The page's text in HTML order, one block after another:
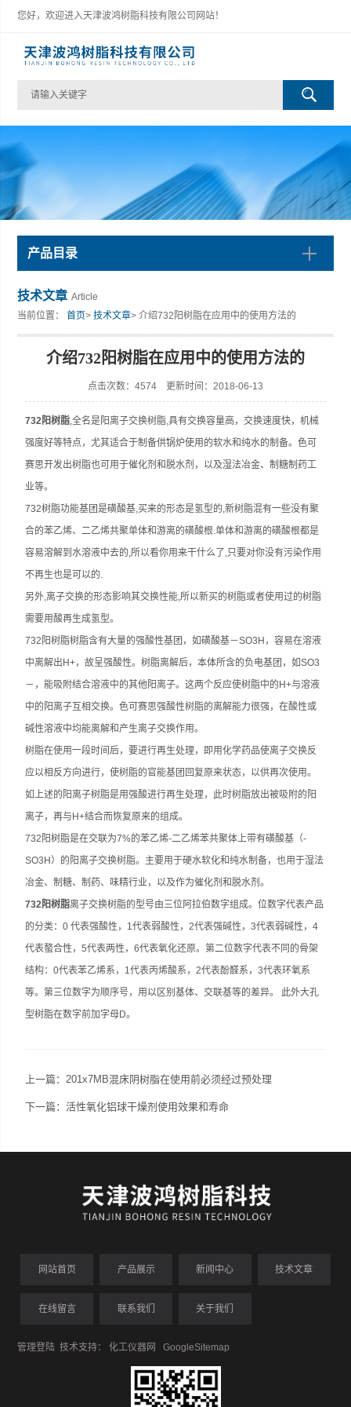
您好，欢迎进入天津波鸿树脂科技有限公司网站！
产品目录
技术文章 Article
当前位置：首页>技术文章> 介绍732阳树脂在应用中的使用方法的
介绍732阳树脂在应用中的使用方法的
点击次数：4574 更新时间：2018-06-13
732阳树脂,全名是阳离子交换树脂,具有交换容量高，交换速度快，机械
强度好等特点，尤其适合于制备供锅炉使用的软水和纯水的制备。色可
赛思开发出树脂也可用于催化剂和脱水剂，以及湿法冶金、制糖制药工
业等。
732树脂功能基团是磺酸基,买来的形态是氢型的,新树脂混有一些没有聚
合的苯乙烯、二乙烯共聚单体和游离的磺酸根.单体和游离的磺酸根都是
容易溶解到水溶液中去的,所以看你用来干什么了,只要对你没有污染作用
不再生也是可以的.
另外,离子交换的形态影响其交换性能,所以新买的树脂或者使用过的树脂
需要用酸再生成氢型。
732阳树脂树脂含有大量的强酸性基团，如磺酸基－SO3H，容易在溶液
中离解出H+，故呈强酸性。树脂离解后，本体所含的负电基团，如SO3
－，能吸附结合溶液中的其他阳离子。这两个反应使树脂中的H+与溶液
中的阳离子互相交换。色可赛思强酸性树脂的离解能力很强，在酸性或
碱性溶液中均能离解和产生离子交换作用。
树脂在使用一段时间后，要进行再生处理，即用化学药品使离子交换反
应以相反方向进行，使树脂的官能基团回复原来状态，以供再次使用。
如上述的阳离子树脂是用强酸进行再生处理，此时树脂放出被吸附的阳
离子，再与H+结合而恢复原来的组成。
732阳树脂是在交联为7%的苯乙烯-二乙烯苯共聚体上带有磺酸基（-
SO3H）的阳离子交换树脂。主要用于硬水软化和纯水制备，也用于湿法
冶金、制糖、制药、味精行业，以及作为催化剂和脱水剂。
732阳树脂离子交换树脂的型号由三位阿拉伯数字组成。位数字代表产品
的分类：0 代表强酸性，1代表弱酸性，2代表强碱性，3代表弱碱性，4
代表螯合性，5代表两性，6代表氧化还原。第二位数字代表不同的骨架
结构：0代表苯乙烯系，1代表丙烯酸系，2代表酚醛系，3代表环氧系
等。第三位数字为顺序号，用以区别基体、交联基等的差异。 此外大孔
型树脂在数字前加字母D。
上一篇：201x7MB混床阴树脂在使用前必须经过预处理
下一篇：活性氧化铝球干燥剂使用效果和寿命
网站首页 产品展示 新闻中心 技术文章
在线留言 联系我们 关于我们
管理登陆 技术支持：化工仪器网 GoogleSitemap